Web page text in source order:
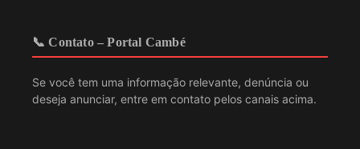
📞 Contato – Portal Cambé
Se você tem uma informação relevante, denúncia ou
deseja anunciar, entre em contato pelos canais acima.